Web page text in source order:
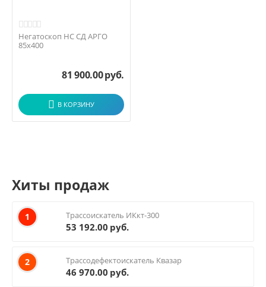
Негатоскоп НС СД АРГО
85х400
81 900.00руб.
В КОРЗИНУ
Хиты продаж
1 Трассоискатель ИКкт-300
53 192.00 руб.
2 Трассодефектоискатель Квазар
46 970.00 руб.